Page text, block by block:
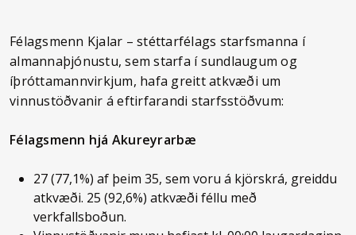
Félagsmenn Kjalar – stéttarfélags starfsmanna í
almannaþjónustu, sem starfa í sundlaugum og
íþróttamannvirkjum, hafa greitt atkvæði um
vinnustöðvanir á eftirfarandi starfsstöðvum:
Félagsmenn hjá Akureyrarbæ
27 (77,1%) af þeim 35, sem voru á kjörskrá, greiddu
atkvæði. 25 (92,6%) atkvæði féllu með
verkfallsboðun.